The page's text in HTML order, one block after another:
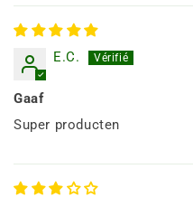
E.C.
Gaaf
Super producten